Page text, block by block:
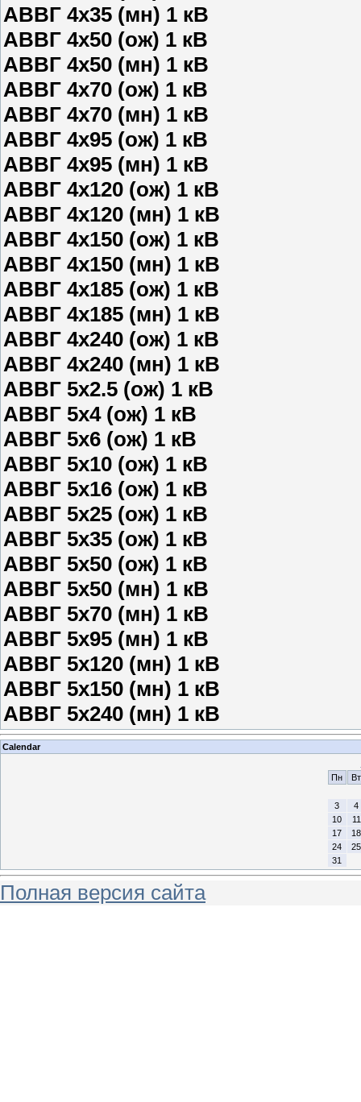
АВВГ 4х35 (мн) 1 кВ
АВВГ 4х50 (ож) 1 кВ
АВВГ 4х50 (мн) 1 кВ
АВВГ 4х70 (ож) 1 кВ
АВВГ 4х70 (мн) 1 кВ
АВВГ 4х95 (ож) 1 кВ
АВВГ 4х95 (мн) 1 кВ
АВВГ 4х120 (ож) 1 кВ
АВВГ 4х120 (мн) 1 кВ
АВВГ 4х150 (ож) 1 кВ
АВВГ 4х150 (мн) 1 кВ
АВВГ 4х185 (ож) 1 кВ
АВВГ 4х185 (мн) 1 кВ
АВВГ 4х240 (ож) 1 кВ
АВВГ 4х240 (мн) 1 кВ
АВВГ 5х2.5 (ож) 1 кВ
АВВГ 5х4 (ож) 1 кВ
АВВГ 5х6 (ож) 1 кВ
АВВГ 5х10 (ож) 1 кВ
АВВГ 5х16 (ож) 1 кВ
АВВГ 5х25 (ож) 1 кВ
АВВГ 5х35 (ож) 1 кВ
АВВГ 5х50 (ож) 1 кВ
АВВГ 5х50 (мн) 1 кВ
АВВГ 5х70 (мн) 1 кВ
АВВГ 5х95 (мн) 1 кВ
АВВГ 5х120 (мн) 1 кВ
АВВГ 5х150 (мн) 1 кВ
АВВГ 5х240 (мн) 1 кВ
Calendar
Пн
Вт
3
4
10
11
17
18
24
25
31
Полная версия сайта